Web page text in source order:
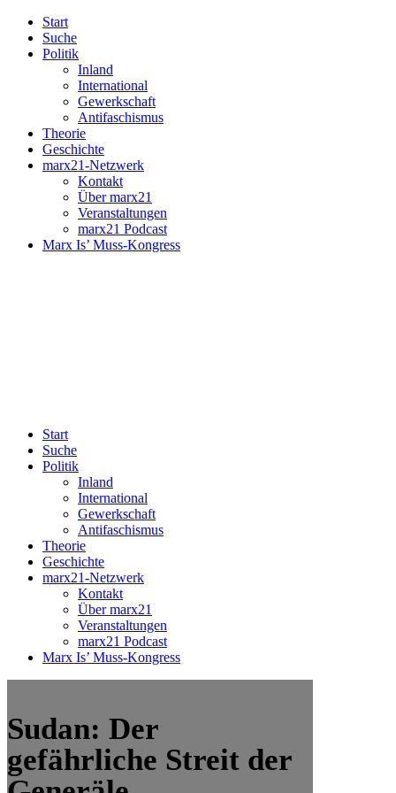
Start
Suche
Politik
Inland
International
Gewerkschaft
Antifaschismus
Theorie
Geschichte
marx21-Netzwerk
Kontakt
Über marx21
Veranstaltungen
marx21 Podcast
Marx Is’ Muss-Kongress
Start
Suche
Politik
Inland
International
Gewerkschaft
Antifaschismus
Theorie
Geschichte
marx21-Netzwerk
Kontakt
Über marx21
Veranstaltungen
marx21 Podcast
Marx Is’ Muss-Kongress
Sudan: Der
gefährliche Streit der